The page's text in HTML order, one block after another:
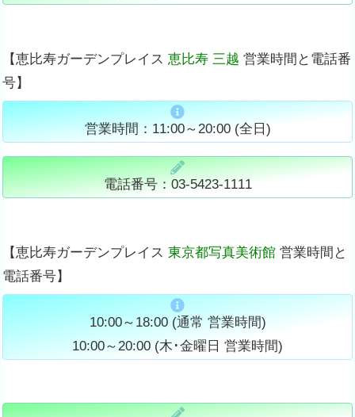
【恵比寿ガーデンプレイス 恵比寿 三越 営業時間と電話番
号】
営業時間：11:00～20:00 (全日)
電話番号：03-5423-1111
【恵比寿ガーデンプレイス 東京都写真美術館 営業時間と
電話番号】
10:00～18:00 (通常 営業時間)
10:00～20:00 (木･金曜日 営業時間)